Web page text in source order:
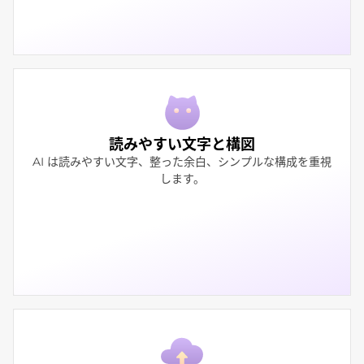
読みやすい文字と構図
AI は読みやすい文字、整った余白、シンプルな構成を重視
します。